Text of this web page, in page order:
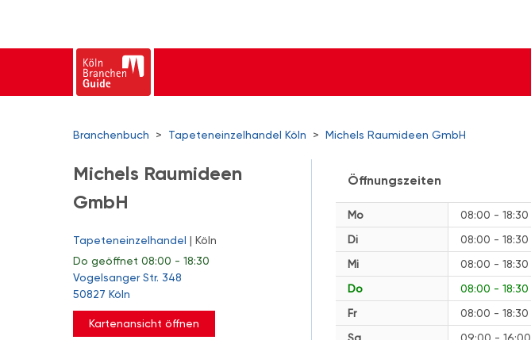
Branchenbuch > Tapeteneinzelhandel Köln > Michels Raumideen GmbH
Michels Raumideen
GmbH
Tapeteneinzelhandel | Köln
Do geöffnet 08:00 - 18:30
Vogelsanger Str. 348
50827 Köln
Kartenansicht öffnen
Öffnungszeiten
Mo
08:00 - 18:30
Di
08:00 - 18:30
Mi
08:00 - 18:30
Do
08:00 - 18:30
Fr
08:00 - 18:30